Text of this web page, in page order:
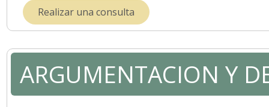
Realizar una consulta
ARGUMENTACION Y